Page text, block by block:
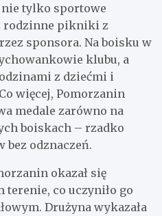
nie tylko sportowe
rodzinne pikniki z
sponsora. Na boisku w
klubu, a
z dziećmi i
więcej, Pomorzanin
medale zarówno na
boiskach – rzadko
bez odznaczeń.
okazał się
co uczyniło go
Drużyna wykazała